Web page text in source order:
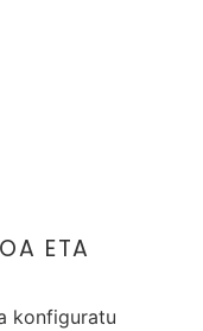
ETA
konfiguratu